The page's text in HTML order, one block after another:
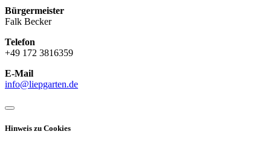
Bürgermeister
Falk Becker
Telefon
+49 172 3816359
E-Mail
info@liepgarten.de
Hinweis zu Cookies